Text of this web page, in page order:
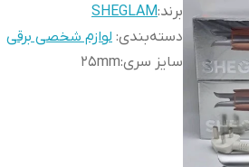
برند:SHEGLAM
دسته‌بندی: لوازم شخصی برقی
سایز سری:
25mm